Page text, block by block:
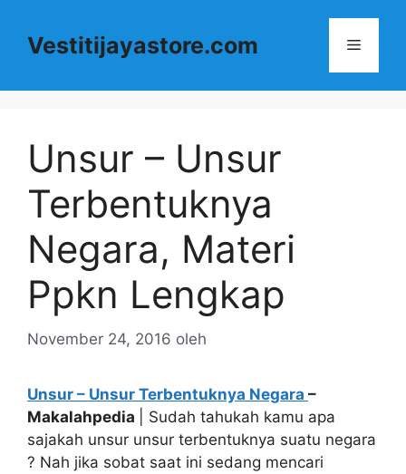
Vestitijayastore.com Menu
Unsur – Unsur
Terbentuknya
Negara, Materi
Ppkn Lengkap
November 24, 2016 oleh
Unsur – Unsur Terbentuknya Negara –
Makalahpedia
| Sudah tahukah kamu apa
sajakah unsur unsur terbentuknya suatu negara
? Nah jika sobat saat ini sedang mencari